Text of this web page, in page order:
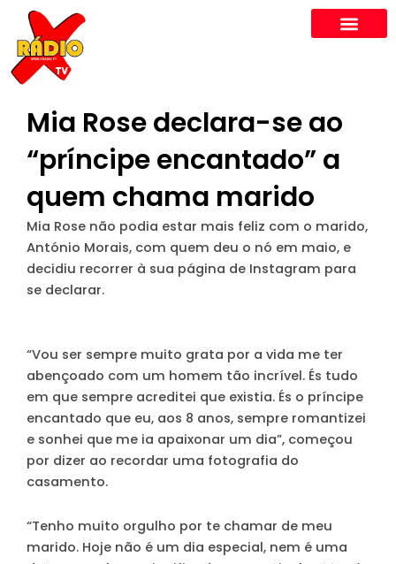
content
Mia Rose declara-se ao
“príncipe encantado” a
quem chama marido
Mia Rose não podia estar mais feliz com o marido,
António Morais, com quem deu o nó em maio, e
decidiu recorrer à sua página de Instagram para
se declarar.
“Vou ser sempre muito grata por a vida me ter
abençoado com um homem tão incrível. És tudo
em que sempre acreditei que existia. És o príncipe
encantado que eu, aos 8 anos, sempre romantizei
e sonhei que me ia apaixonar um dia”, começou
por dizer ao recordar uma fotografia do
casamento.
“Tenho muito orgulho por te chamar de meu
marido. Hoje não é um dia especial, nem é uma